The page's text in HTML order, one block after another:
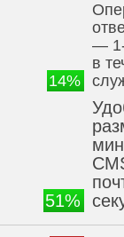
14%
—
в
51%